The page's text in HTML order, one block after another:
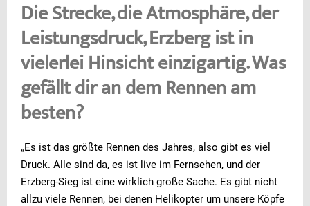
Die Strecke, die Atmosphäre, der
Leistungsdruck, Erzberg ist in
vielerlei Hinsicht einzigartig. Was
gefällt dir an dem Rennen am
besten?
„Es ist das größte Rennen des Jahres, also gibt es viel
Druck. Alle sind da, es ist live im Fernsehen, und der
Erzberg-Sieg ist eine wirklich große Sache. Es gibt nicht
allzu viele Rennen, bei denen Helikopter um unsere Köpfe